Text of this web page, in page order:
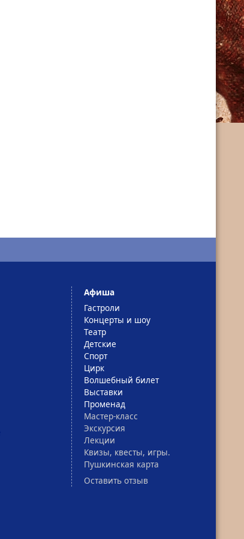
Афиша
Гастроли
Концерты и шоу
Театр
Детские
Спорт
Цирк
Волшебный билет
Выставки
Променад
Мастер-класс
Экскурсия
Лекции
Квизы, квесты, игры.
Пушкинская карта
Оставить отзыв